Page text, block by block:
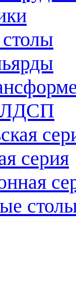
ЛДСП
серия